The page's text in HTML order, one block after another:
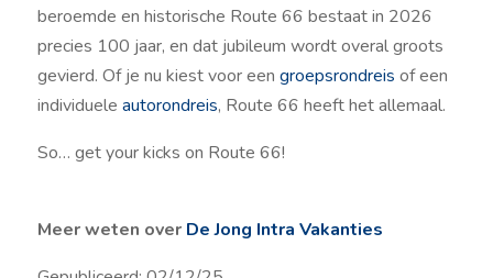
beroemde en historische Route 66 bestaat in 2026
precies 100 jaar, en dat jubileum wordt overal groots
gevierd. Of je nu kiest voor een groepsrondreis of een
individuele autorondreis, Route 66 heeft het allemaal.
So… get your kicks on Route 66!
Meer weten over De Jong Intra Vakanties